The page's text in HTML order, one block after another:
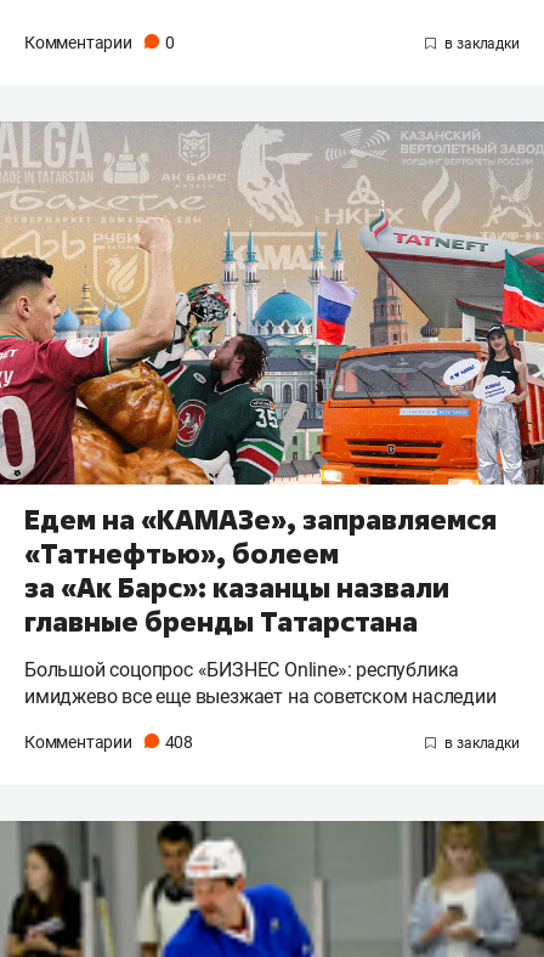
Комментарии 0
Едем на «КАМАЗе», заправляемся
«Татнефтью», болеем
за «Ак Барс»: казанцы назвали
главные бренды Татарстана
Большой соцопрос «БИЗНЕС Online»: республика
имиджево все еще выезжает на советском наследии
Комментарии 408